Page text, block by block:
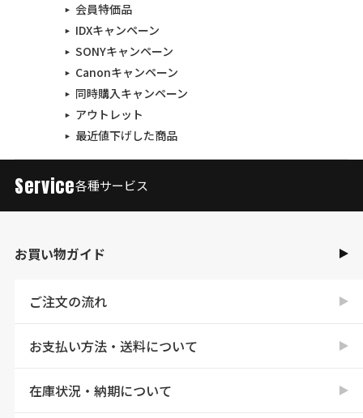
会員特価品
IDXキャンペーン
SONYキャンペーン
Canonキャンペーン
同時購入キャンペーン
アウトレット
最近値下げした商品
Service各種サービス
お買い物ガイド
ご注文の流れ
お支払い方法・送料について
在庫状況・納期について